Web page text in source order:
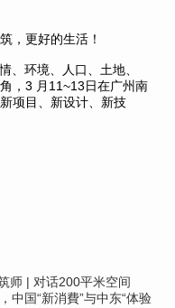
，更好的生活！
、环境、人口、土地、
，3 月11~13日在广州南
项目、新设计、新技
师 | 对话200平米空间
中国“新消費”与中东“体验